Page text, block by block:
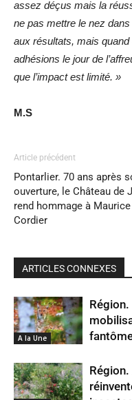
assez déçus mais la
ne pas mettre le nez
aux résultats, mais quand
adhésions le jour de
que l’impact est limité. »
M.S
Article précédent
Pontarlier. 70 ans après
ouverture, le Château de
rend hommage à Maurice
Cordier
ARTICLES CONNEXES
A la Une